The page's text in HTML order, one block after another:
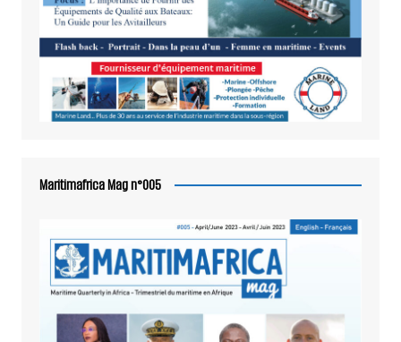
Maritimafrica Mag n°005